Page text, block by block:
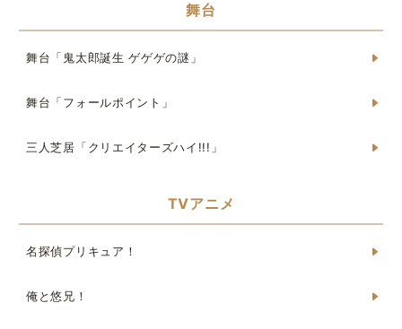
舞台
舞台「鬼太郎誕生 ゲゲゲの謎」
舞台「フォールポイント」
三人芝居「クリエイターズハイ!!!」
TVアニメ
名探偵プリキュア！
俺と悠兄！